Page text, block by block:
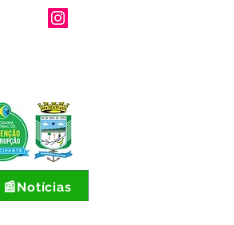
📰Notícias